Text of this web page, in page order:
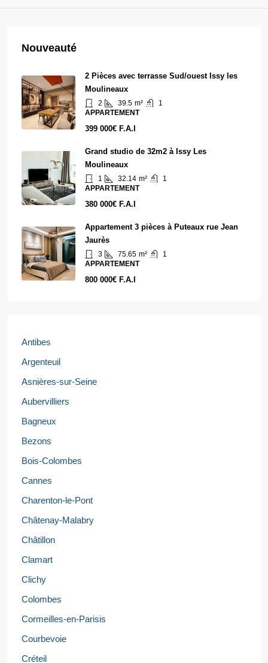
Nouveauté
2 Pièces avec terrasse Sud/ouest Issy les
Moulineaux
2 39.5 m²
1
APPARTEMENT
399 000€ F.A.I
Grand studio de 32m2 à Issy Les
Moulineaux
1 32.14 m²
1
APPARTEMENT
380 000€ F.A.I
Appartement 3 pièces à Puteaux rue Jean
Jaurès
3 75.65 m²
1
APPARTEMENT
800 000€ F.A.I
Antibes
Argenteuil
Asnières-sur-Seine
Aubervilliers
Bagneux
Bezons
Bois-Colombes
Cannes
Charenton-le-Pont
Châtenay-Malabry
Châtillon
Clamart
Clichy
Colombes
Cormeilles-en-Parisis
Courbevoie
Créteil